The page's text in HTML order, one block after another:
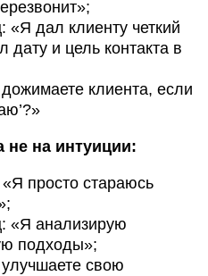
дал клиенту четкий
дату и цель контакта в
клиента, если
не на интуиции:
просто стараюсь
«Я анализирую
подходы»;
свою